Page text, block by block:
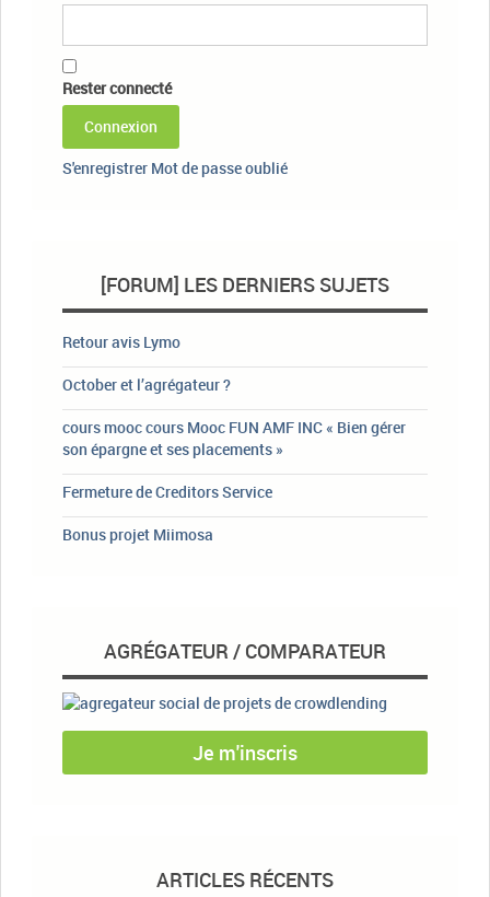
Rester connecté
Connexion
S'enregistrer Mot de passe oublié
[FORUM] LES DERNIERS SUJETS
Retour avis Lymo
October et l’agrégateur ?
cours mooc cours Mooc FUN AMF INC « Bien gérer
son épargne et ses placements »
Fermeture de Creditors Service
Bonus projet Miimosa
AGRÉGATEUR / COMPARATEUR
Je m'inscris
ARTICLES RÉCENTS